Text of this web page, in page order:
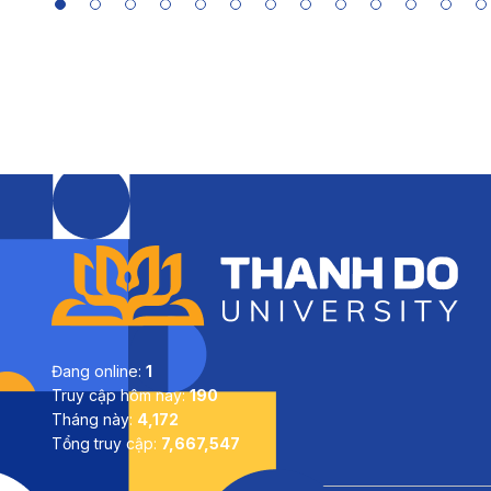
Đang online: 1
Truy cập hôm nay:190
Tháng này: 4,172
Tổng truy cập: 7,667,547